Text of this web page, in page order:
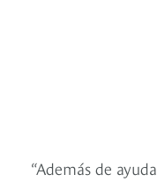
“Además de